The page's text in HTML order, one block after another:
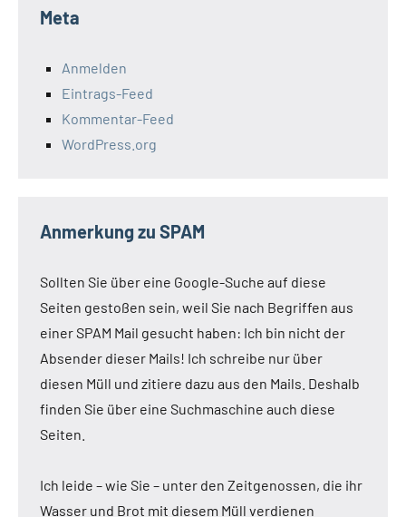
Meta
Anmelden
Eintrags-Feed
Kommentar-Feed
WordPress.org
Anmerkung zu SPAM
Sollten Sie über eine Google-Suche auf diese
Seiten gestoßen sein, weil Sie nach Begriffen aus
einer SPAM Mail gesucht haben: Ich bin nicht der
Absender dieser Mails! Ich schreibe nur über
diesen Müll und zitiere dazu aus den Mails. Deshalb
finden Sie über eine Suchmaschine auch diese
Seiten.
Ich leide – wie Sie – unter den Zeitgenossen, die ihr
Wasser und Brot mit diesem Müll verdienen